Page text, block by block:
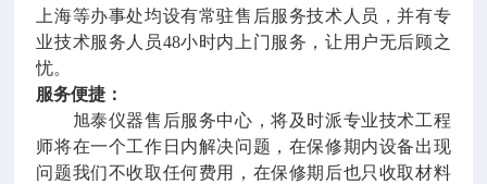
上海等办事处均设有常驻售后服务技术人员，并有专
业技术服务人员48小时内上门服务，让用户无后顾之
忧。
服务便捷：
旭泰仪器售后服务中心，将及时派专业技术工程
师将在一个工作日内解决问题，在保修期内设备出现
问题我们不收取任何费用，在保修期后也只收取材料